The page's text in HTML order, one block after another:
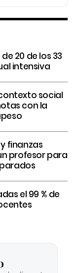
20 de los 33
intensiva
social
con la
finanzas
profesor para
el 99 % de